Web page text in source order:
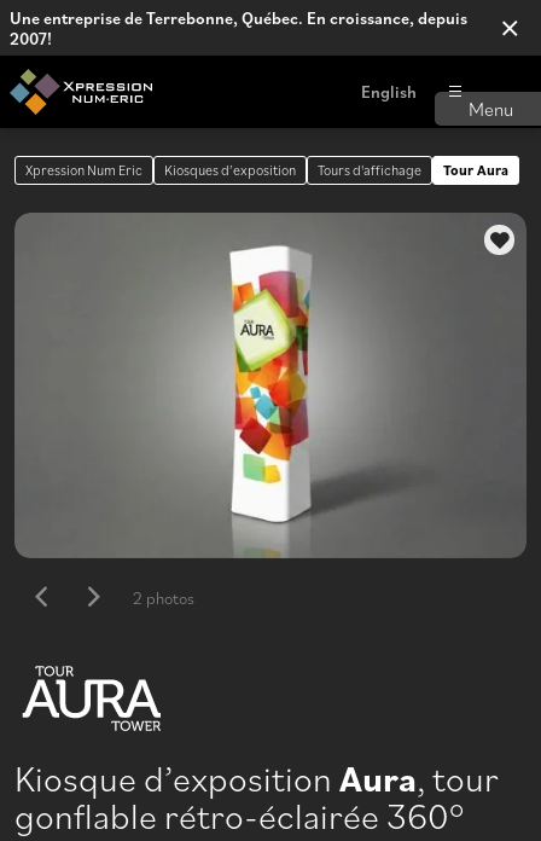
Une entreprise de Terrebonne, Québec. En croissance, depuis
2007!
English
Xpression Num Eric Kiosques d’exposition Tours d'affichage Tour Aura
2 photos
Kiosque d’exposition Aura, tour
gonflable rétro-éclairée 360°